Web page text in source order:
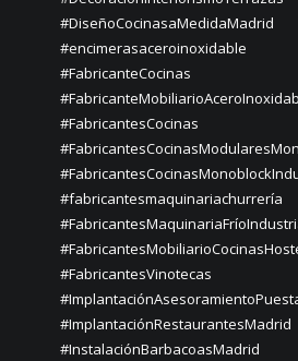
#DiseñoCocinasaMedidaMadrid
#encimerasaceroinoxidable
#FabricanteCocinas
#FabricantesCocinas
#fabricantesmaquinariachurrería
#FabricantesVinotecas
#ImplantaciónRestaurantesMadrid
#InstalaciónBarbacoasMadrid